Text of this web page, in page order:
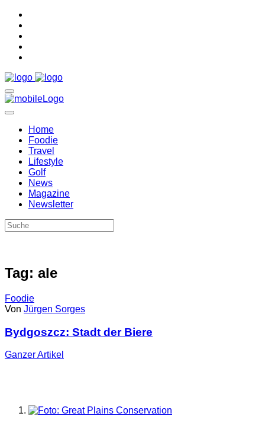
Home
Foodie
Travel
Lifestyle
Golf
News
Magazine
Newsletter
Tag: ale
Foodie
Von Jürgen Sorges
Bydgoszcz: Stadt der Biere
GanzerArtikel